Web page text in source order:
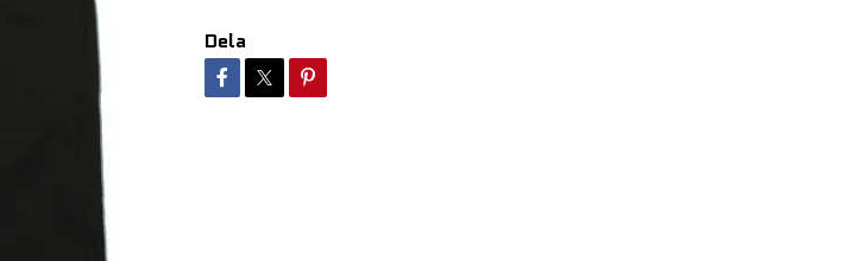
Dela